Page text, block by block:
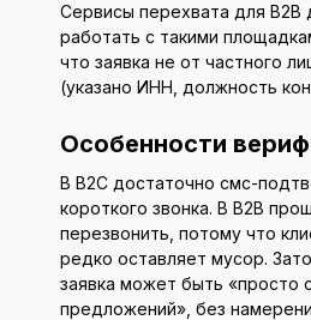
Сервисы перехвата для
работать с такими
что заявка не от частного
(указано ИНН, должность
Особенности
В B2C достаточно смс-
короткого звонка. В B2B
перезвонить, потому что
редко оставляет мусор.
заявка может быть «просто
предложений», без